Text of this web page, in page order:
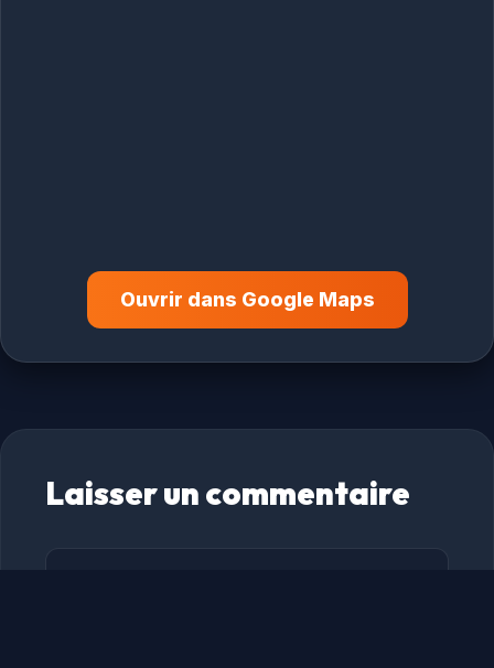
Ouvrir dans Google Maps
Laisser un commentaire